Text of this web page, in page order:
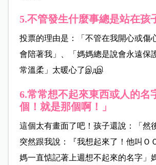
5.不管發生什麼事總是站在孩
投票的理由是：「不管在我開心或傷
會陪著我」、「媽媽總是說會永遠保
常溫柔」太暖心了இдஇ
6.常常想不起來東西或人的名
個！就是那個啊！」
這個太有畫面了吧！孩子還說：「然
突然跟我說：『我想起來了！他叫Ｏ
媽一直惦記著上週想不起來的名字」